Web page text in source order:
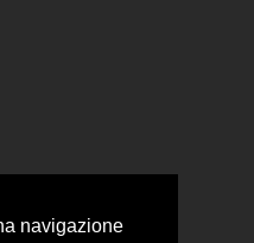
navigazione